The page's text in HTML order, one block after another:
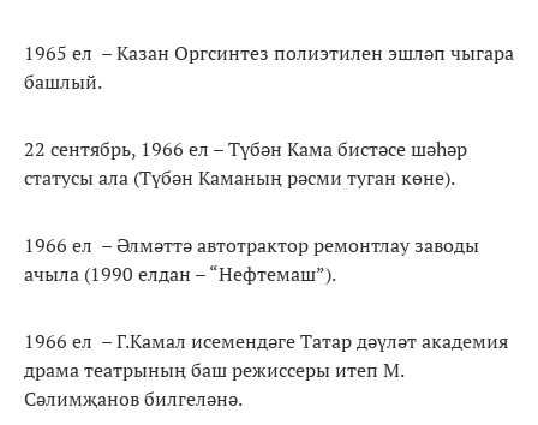
1965 ел – Казан Оргсинтез полиэтилен эшләп чыгара
башлый.
22 сентябрь, 1966 ел – Түбән Кама бистәсе шәһәр
статусы ала (Түбән Каманың рәсми туган көне).
1966 ел – Әлмәттә автотрактор ремонтлау заводы
ачыла (1990 елдан – “Нефтемаш”).
1966 ел – Г.Камал исемендәге Татар дәүләт академия
драма театрының баш режиссеры итеп М.
Сәлимҗанов билгеләнә.